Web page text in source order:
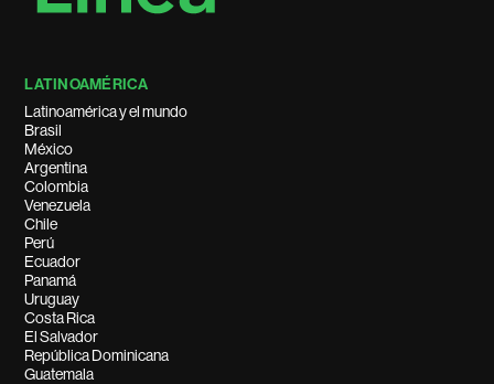
LATINOAMÉRICA
Latinoamérica y el mundo
Brasil
México
Argentina
Colombia
Venezuela
Chile
Perú
Ecuador
Panamá
Uruguay
Costa Rica
El Salvador
República Dominicana
Guatemala